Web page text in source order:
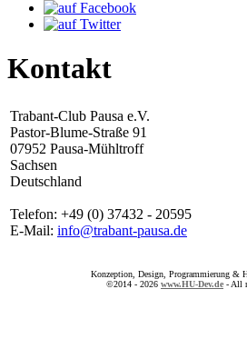
Kontakt
Trabant-Club Pausa e.V.
Pastor-Blume-Straße 91
07952 Pausa-Mühltroff
Sachsen
Deutschland
Telefon: +49 (0) 37432 - 20595
E-Mail: info@trabant-pausa.de
Konzeption, Design, Programmierung &
©2014 - 2026 www.HU-Dev.de - All